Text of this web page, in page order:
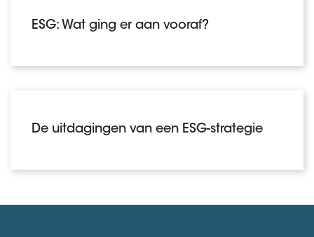
ESG: Wat ging er aan vooraf?
De uitdagingen van een ESG-strategie